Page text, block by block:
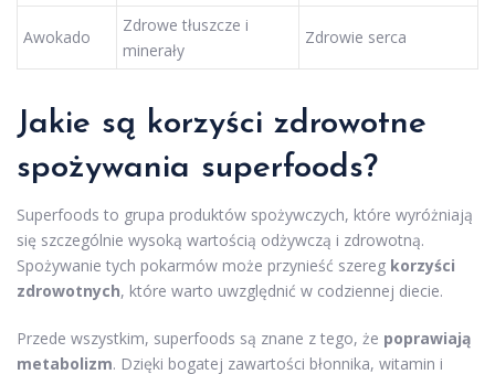
Awokado
Zdrowe tłuszcze i
minerały
Zdrowie serca
Jakie są korzyści zdrowotne
spożywania superfoods?
Superfoods to grupa produktów spożywczych, które wyróżniają
się szczególnie wysoką wartością odżywczą i zdrowotną.
Spożywanie tych pokarmów może przynieść szereg korzyści
zdrowotnych, które warto uwzględnić w codziennej diecie.
Przede wszystkim, superfoods są znane z tego, że poprawiają
metabolizm. Dzięki bogatej zawartości błonnika, witamin i